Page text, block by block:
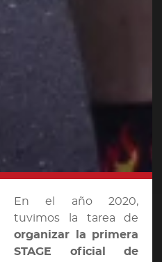
En el año 2020,
tuvimos la tarea de
organizar la primera
STAGE oficial de